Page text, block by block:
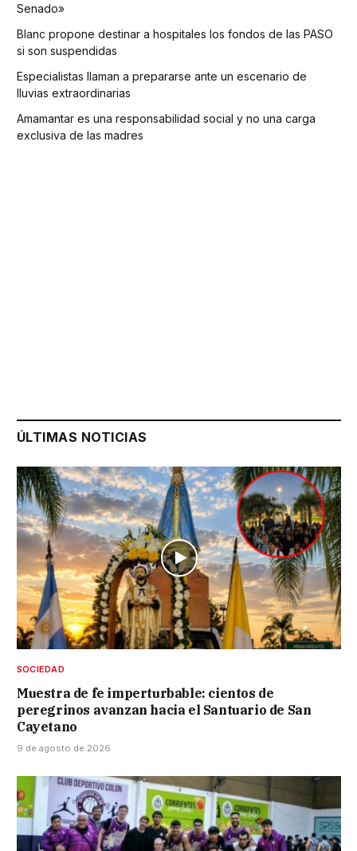
Senado»
Blanc propone destinar a hospitales los fondos de las PASO
si son suspendidas
Especialistas llaman a prepararse ante un escenario de
lluvias extraordinarias
Amamantar es una responsabilidad social y no una carga
exclusiva de las madres
ÚLTIMAS NOTICIAS
SOCIEDAD
Muestra de fe imperturbable: cientos de
peregrinos avanzan hacia el Santuario de San
Cayetano
9 de agosto de 2026